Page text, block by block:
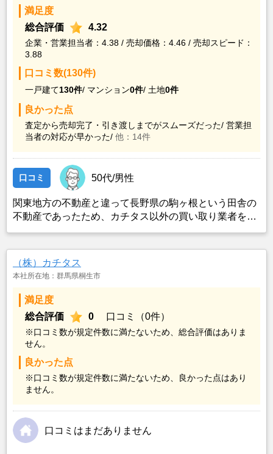
満足度
総合評価
4.32
企業・営業担当者：4.38 / 売却価格：4.46 / 売却スピード：
3.88
口コミ数(130件)
一戸建て130件/ マンション0件/ 土地0件
良かった点
査定から売却完了・引き渡しまでがスムーズだった/ 営業担
当者の対応が早かった/ 他：14件
口コミ 50代/男性
関東地方の不動産と違って長野県の駒ヶ根という田舎の
不動産であったため、カチタス以外の買い取り業者をみ
も空き家の状態で不動産を残しておけないと考えて売却
を決めた。
（株）カチタス
本社所在地：群馬県桐生市
満足度
総合評価
0 口コミ（0件）
※口コミ数が規定件数に満たないため、総合評価はありま
せん。
良かった点
※口コミ数が規定件数に満たないため、良かった点はあり
ません。
口コミはまだありません